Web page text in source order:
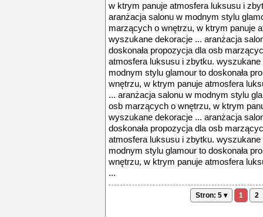
w ktrym panuje atmosfera luksusu i
aranżacja salonu w modnym stylu
marzących o wnętrzu, w ktrym panuje
wyszukane dekoracje ... aranżacja
doskonała propozycja dla osb
atmosfera luksusu i zbytku.
modnym stylu glamour to doskonała
wnętrzu, w ktrym panuje atmosfera
... aranżacja salonu w modnym stylu
osb marzących o wnętrzu, w ktrym
wyszukane dekoracje ... aranżacja
doskonała propozycja dla osb
atmosfera luksusu i zbytku.
modnym stylu glamour to doskonała
wnętrzu, w ktrym panuje atmosfera
...
Stron: 5 ▾ 1 2